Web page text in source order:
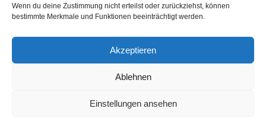
Wenn du deine Zustimmung nicht erteilst oder zurückziehst, können
bestimmte Merkmale und Funktionen beeinträchtigt werden.
Akzeptieren
Ablehnen
Einstellungen ansehen
Es sind keine Kommentare vorhanden.
© 2025 Elektrotechnik Haider GmbH
Impressum